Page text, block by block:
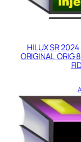
a
HILUX SR
ORIGINAL